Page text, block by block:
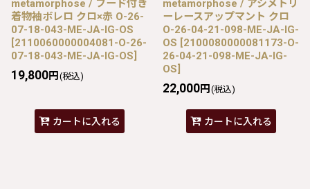
metamorphose / フード付き
着物袖ボレロ クロ×赤 O-26-
07-18-043-ME-JA-IG-OS
[2110060000004081-O-26-
07-18-043-ME-JA-IG-OS]
19,800円 (税込)
カートに入れる
metamorphose / アシメトリ
ーレースアップマント クロ
O-26-04-21-098-ME-JA-IG-
OS [2100080000081173-O-
26-04-21-098-ME-JA-IG-
OS]
22,000円 (税込)
カートに入れる